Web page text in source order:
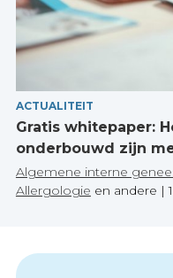
ACTUALITEIT
Gratis whitepaper:
onderbouwd zijn
Algemene interne
Allergologie en andere |